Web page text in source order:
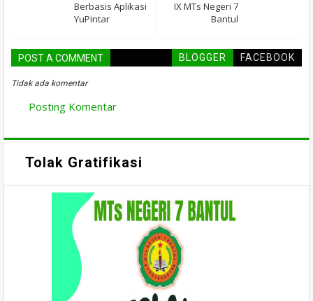
IX MTs Negeri 7
Bantul
Berbasis Aplikasi
YuPintar
POST A COMMENT BLOGGER FACEBOOK
Tidak ada komentar
Posting Komentar
Tolak Gratifikasi